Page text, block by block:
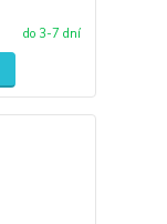
do 3-7 dní